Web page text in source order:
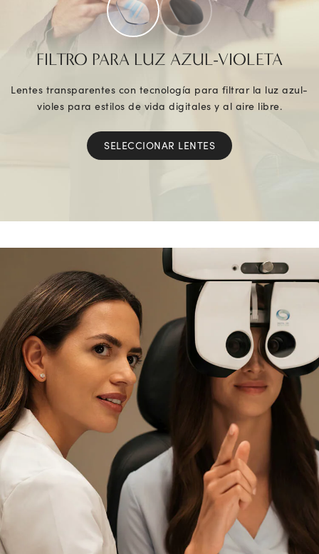
FILTRO PARA LUZ AZUL-VIOLETA
Lentes transparentes con tecnología para filtrar la luz azul-
violes para estilos de vida digitales y al aire libre.
SELECCIONAR LENTES